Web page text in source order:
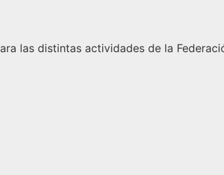
las distintas actividades de la